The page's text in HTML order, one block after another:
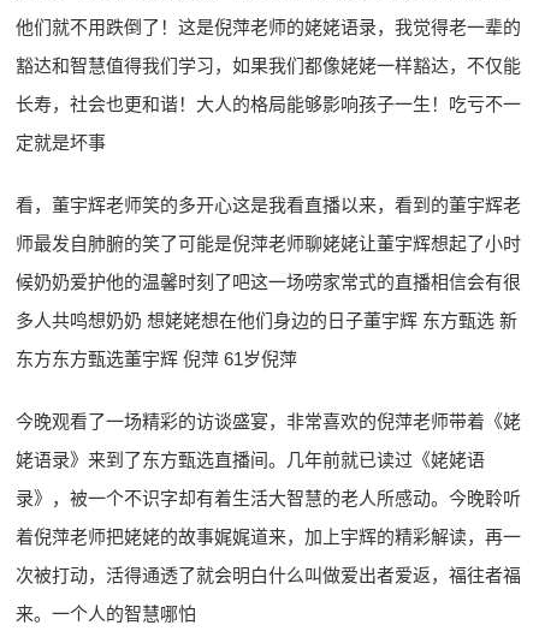
他们就不用跌倒了！这是倪萍老师的姥姥语录，我觉得老一辈的
豁达和智慧值得我们学习，如果我们都像姥姥一样豁达，不仅能
长寿，社会也更和谐！大人的格局能够影响孩子一生！吃亏不一
定就是坏事
看，董宇辉老师笑的多开心这是我看直播以来，看到的董宇辉老
师最发自肺腑的笑了可能是倪萍老师聊姥姥让董宇辉想起了小时
候奶奶爱护他的温馨时刻了吧这一场唠家常式的直播相信会有很
多人共鸣想奶奶 想姥姥想在他们身边的日子董宇辉 东方甄选 新
东方东方甄选董宇辉 倪萍 61岁倪萍
今晚观看了一场精彩的访谈盛宴，非常喜欢的倪萍老师带着《姥
姥语录》来到了东方甄选直播间。​几年前就已读过《姥姥语
录》，被一个不识字却有着生活大智慧的老人所感动。今晚聆听
着倪萍老师把姥姥的故事娓娓道来，加上宇辉的精彩解读，再一
次被打动，活得通透了就会明白什么叫做爱出者爱返，福往者福
来。一个人的智慧哪怕